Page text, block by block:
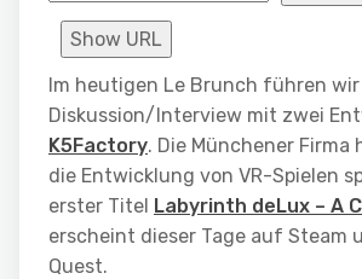
Show URL
Im heutigen Le Brunch führen wir
Diskussion/Interview mit zwei
K5Factory. Die Münchener Firma
die Entwicklung von VR-Spielen
erster Titel Labyrinth deLux – A
erscheint dieser Tage auf Steam
Quest.